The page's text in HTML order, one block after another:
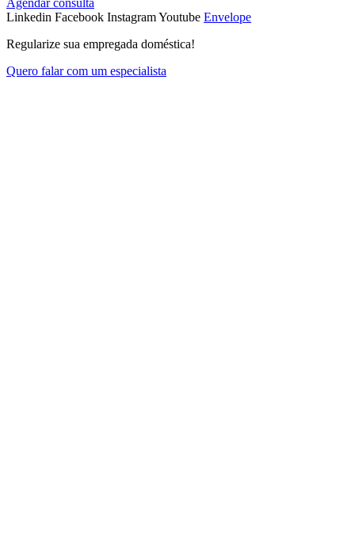
Agendar consulta
Linkedin Facebook InstagramYoutube Envelope
Regularize sua empregada doméstica!
Quero falar com um especialista